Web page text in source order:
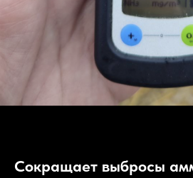
Сокращает выбросы